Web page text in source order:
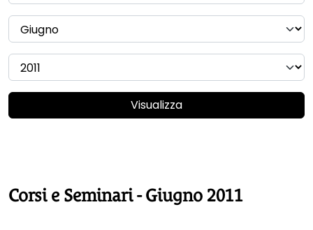
Visualizza
Corsi e Seminari - Giugno 2011